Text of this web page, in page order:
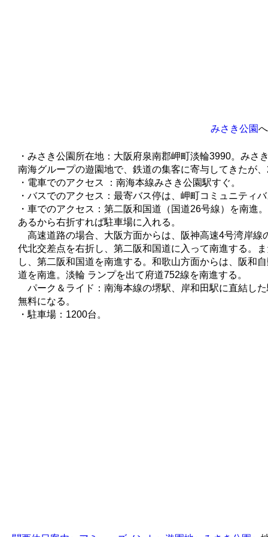
みさき公園
・みさき公園所在地：大阪府泉南郡岬町淡輪3990。み
南海グループの遊園地で、鉄道の集客に寄与してきたが
・電車でのアクセス ：南海本線みさき公園駅すぐ。
・バスでのアクセス：最寄バス停は、岬町コミュニティ
・車でのアクセス：第二阪和国道（国道26号線）を南
あるから右折すれば駐車場に入れる。
高速道路の場合、大阪方面からは、阪神高速4号湾岸線
代北交差点を右折し、第二阪和国道に入って南進する。
し、第二阪和国道を南進する。和歌山方面からは、阪和
道を南進。淡輪 ランプを出て府道752線を南進する。
パーク＆ライド：南海本線の堺駅、岸和田駅に直結し
無料になる。
・駐車場：1200台。